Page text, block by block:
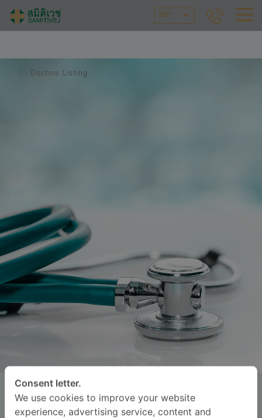
MY
Doctors Listing
RATTANA CHIMABUTRA, M.D.
Consent letter.
We use cookies to improve your website
experience, advertising service, content and